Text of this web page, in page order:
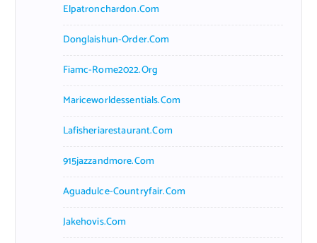
Elpatronchardon.com
Donglaishun-Order.com
Fiamc-Rome2022.org
Mariceworldessentials.com
Lafisheriarestaurant.com
915jazzandmore.com
Aguadulce-Countryfair.com
Jakehovis.com